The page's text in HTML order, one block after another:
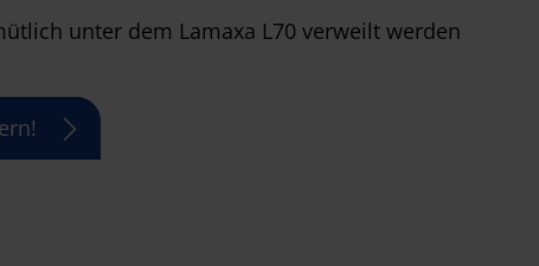
unter dem Lamaxa L70 verweilt werden